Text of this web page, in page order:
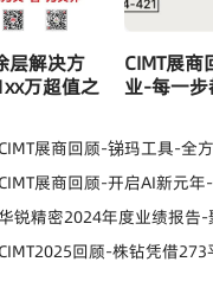
层解决方
万超值之
CIMT展
业-每一